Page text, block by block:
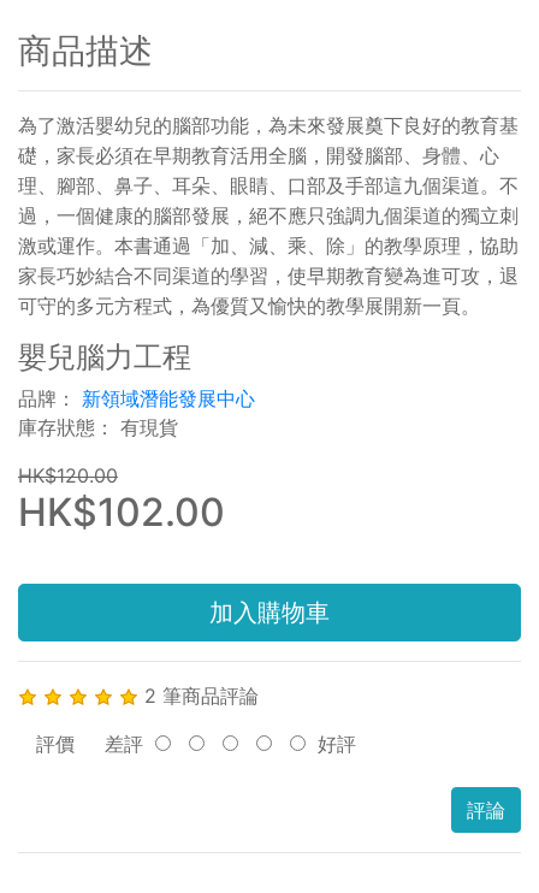
商品描述
為了激活嬰幼兒的腦部功能，為未來發展奠下良好的教育基
礎，家長必須在早期教育活用全腦，開發腦部、身體、心
理、腳部、鼻子、耳朵、眼睛、口部及手部這九個渠道。不
過，一個健康的腦部發展，絕不應只強調九個渠道的獨立刺
激或運作。本書通過「加、減、乘、除」的教學原理，協助
家長巧妙結合不同渠道的學習，使早期教育變為進可攻，退
可守的多元方程式，為優質又愉快的教學展開新一頁。
嬰兒腦力工程
品牌： 新領域潛能發展中心
庫存狀態： 有現貨
HK$120.00
HK$102.00
加入購物車
2 筆商品評論
評價 差評 好評
評論